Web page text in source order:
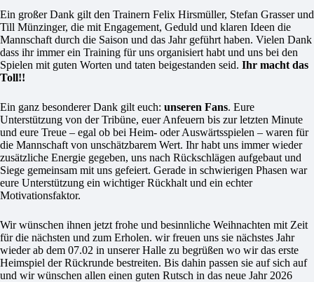
Ein großer Dank gilt den Trainern Felix Hirsmüller, Stefan Grasser und
Till Münzinger, die mit Engagement, Geduld und klaren Ideen die
Mannschaft durch die Saison und das Jahr geführt haben. Vielen Dank
dass ihr immer ein Training für uns organisiert habt und uns bei den
Spielen mit guten Worten und taten beigestanden seid. Ihr macht das
Toll!!
Ein ganz besonderer Dank gilt euch: unseren Fans. Eure
Unterstützung von der Tribüne, euer Anfeuern bis zur letzten Minute
und eure Treue – egal ob bei Heim- oder Auswärtsspielen – waren für
die Mannschaft von unschätzbarem Wert. Ihr habt uns immer wieder
zusätzliche Energie gegeben, uns nach Rückschlägen aufgebaut und
Siege gemeinsam mit uns gefeiert. Gerade in schwierigen Phasen war
eure Unterstützung ein wichtiger Rückhalt und ein echter
Motivationsfaktor.
Wir wünschen ihnen jetzt frohe und besinnliche Weihnachten mit Zeit
für die nächsten und zum Erholen. wir freuen uns sie nächstes Jahr
wieder ab dem 07.02 in unserer Halle zu begrüßen wo wir das erste
Heimspiel der Rückrunde bestreiten. Bis dahin passen sie auf sich auf
und wir wünschen allen einen guten Rutsch in das neue Jahr 2026